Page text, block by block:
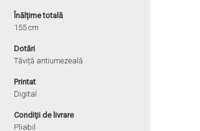
Înălțime totală
155 cm
Dotări
Tăviță antiumezeală
Printat
Digital
Condiţii de livrare
Pliabil